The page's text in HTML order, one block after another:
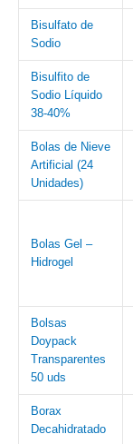
Bisulfato de
Sodio
Bisulfito de
Sodio Líquido
38-40%
Bolas de Nieve
Artificial (24
Unidades)
Bolas Gel –
Hidrogel
Bolsas
Doypack
Transparentes
50 uds
Borax
Decahidratado